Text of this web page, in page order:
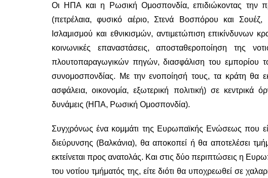
Οι ΗΠΑ και η Ρωσική Ομοσπονδία, επιδιώκοντας την
(πετρέλαια, φυσικό αέριο, Στενά Βοσπόρου και
Ισλαμισμού και εθνικισμών, αντιμετώπιση
κοινωνικές επαναστάσεις, αποσταθεροποίηση της
πλουτοπαραγωγικών πηγών, διασφάλιση του εμπορίου
συνομοσπονδίας. Με την ενοποίησή τους, τα κράτη θα
ασφάλεια, οικονομία, εξωτερική πολιτική) σε
δυνάμεις (ΗΠΑ, Ρωσική Ομοσπονδία).
Συγχρόνως ένα κομμάτι της Ευρωπαϊκής Ενώσεως που
διεύρυνσης (Βαλκάνια), θα αποκοπεί ή θα αποτελέσει
εκτείνεται προς ανατολάς. Και στις δύο περιπτώσεις η
του νοτίου τμήματός της, είτε διότι θα υποχρεωθεί σε